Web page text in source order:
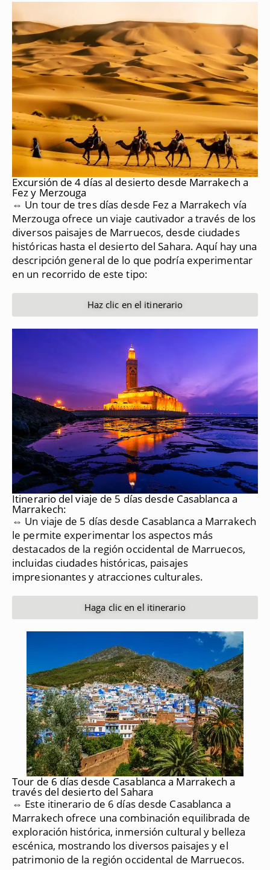
Excursión de 4 días al desierto desde Marrakech a
Fez y Merzouga
⇔ Un tour de tres días desde Fez a Marrakech vía
Merzouga ofrece un viaje cautivador a través de los
diversos paisajes de Marruecos, desde ciudades
históricas hasta el desierto del Sahara. Aquí hay una
descripción general de lo que podría experimentar
en un recorrido de este tipo:
Haz clic en el itinerario
Itinerario del viaje de 5 días desde Casablanca a
Marrakech:
⇔ Un viaje de 5 días desde Casablanca a Marrakech
le permite experimentar los aspectos más
destacados de la región occidental de Marruecos,
incluidas ciudades históricas, paisajes
impresionantes y atracciones culturales.
Haga clic en el itinerario
Tour de 6 días desde Casablanca a Marrakech a
través del desierto del Sahara
⇔ Este itinerario de 6 días desde Casablanca a
Marrakech ofrece una combinación equilibrada de
exploración histórica, inmersión cultural y belleza
escénica, mostrando los diversos paisajes y el
patrimonio de la región occidental de Marruecos.